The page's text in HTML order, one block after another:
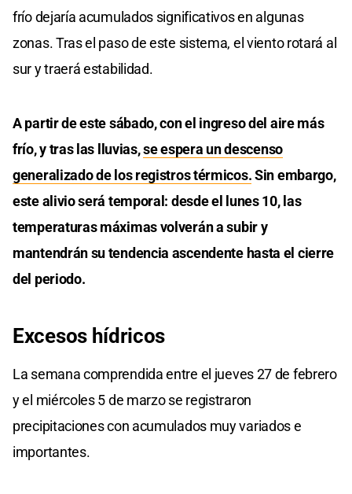
frío dejaría acumulados significativos en algunas
zonas. Tras el paso de este sistema, el viento rotará al
sur y traerá estabilidad.
A partir de este sábado, con el ingreso del aire más
frío, y tras las lluvias,se espera un descenso
generalizado de los registros térmicos.Sin embargo,
este alivio será temporal: desde el lunes 10, las
temperaturas máximas volverán a subir y
mantendrán su tendencia ascendente hasta el cierre
del periodo.
Excesos hídricos
La semana comprendida entre el jueves 27 de febrero
y el miércoles 5 de marzo se registraron
precipitaciones con acumulados muy variados e
importantes.